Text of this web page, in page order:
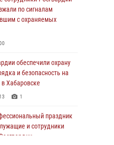
по сигналам
с охраняемых
обеспечили охрану
и безопасность на
Хабаровске
1
праздник
и сотрудники